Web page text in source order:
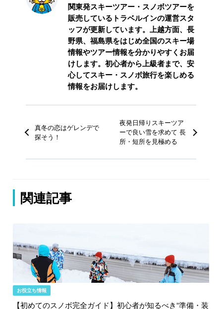
関東発スキーツアー・スノボツアーを
販売しているトラベルインの運営スタ
ッフが更新しています。上越方面、長
野県、福島県をはじめ全国のスキー場
情報やツアー情報を分かりやすくお届
けします。初心者から上級者まで、安
心してスキー・スノボ旅行を楽しめる
情報をお届けします。
真冬の恋はゲレンデで
探そう！
夜発日帰りスキーツア
ーで良い雪を求めて 長
所・短所を見極める
関連記事
お役立ち情報
【初めてのスノボ完全ガイド】初心者が知るべき“準備・装